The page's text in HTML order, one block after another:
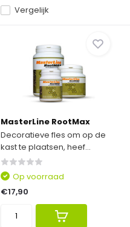
Vergelijk
MasterLine RootMax
Decoratieve fles om op de
kast te plaatsen, heef...
Op voorraad
€17,90